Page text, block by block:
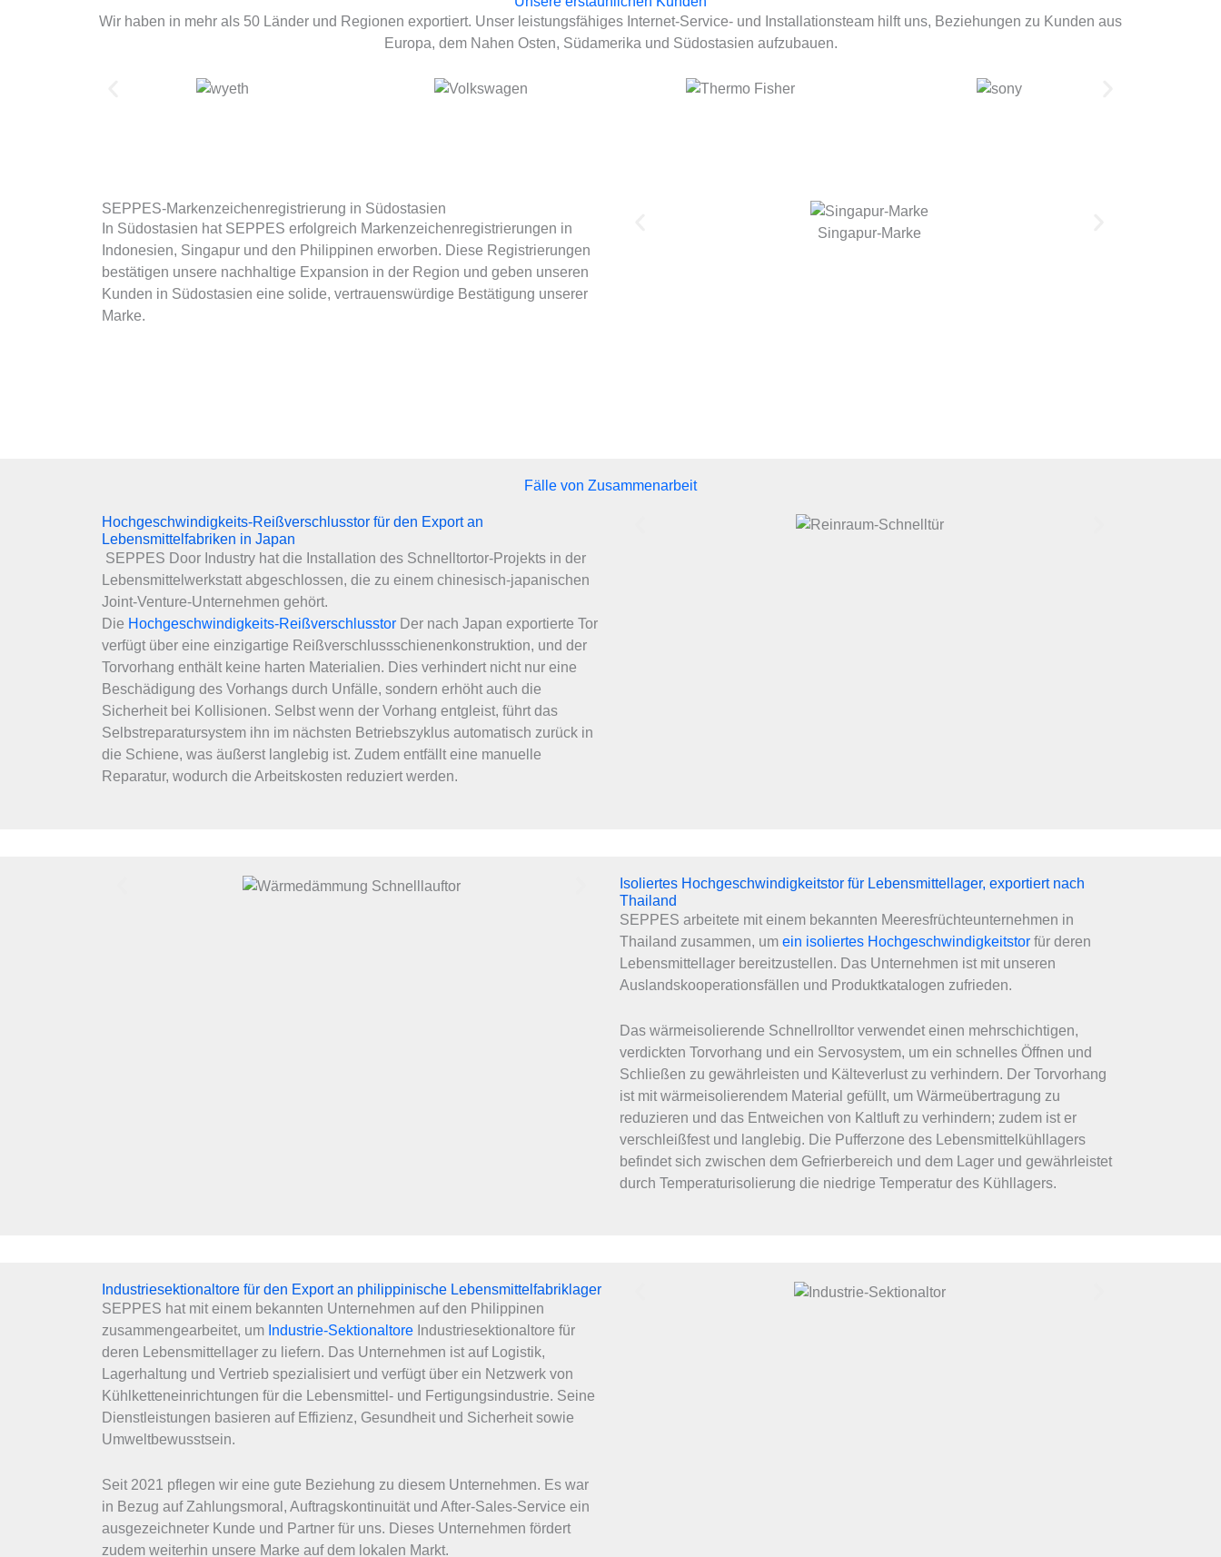
Wir haben in mehr als 50 Länder und Regionen exportiert. Unser leistungsfähiges Internet-Service- und Installationsteam hilft uns, Beziehungen zu Kunden aus
Europa, dem Nahen Osten, Südamerika und Südostasien aufzubauen.
SEPPES-Markenzeichenregistrierung in Südostasien
In Südostasien hat SEPPES erfolgreich Markenzeichenregistrierungen in
Indonesien, Singapur und den Philippinen erworben. Diese Registrierungen
bestätigen unsere nachhaltige Expansion in der Region und geben unseren
Kunden in Südostasien eine solide, vertrauenswürdige Bestätigung unserer
Marke.
Singapur-Marke
Fälle von Zusammenarbeit
Hochgeschwindigkeits-Reißverschlusstor für den Export an
Lebensmittelfabriken in Japan
SEPPES Door Industry hat die Installation des Schnelltortor-Projekts in der
Lebensmittelwerkstatt abgeschlossen, die zu einem chinesisch-japanischen
Joint-Venture-Unternehmen gehört.
Die Hochgeschwindigkeits-Reißverschlusstor Der nach Japan exportierte Tor
verfügt über eine einzigartige Reißverschlussschienenkonstruktion, und der
Torvorhang enthält keine harten Materialien. Dies verhindert nicht nur eine
Beschädigung des Vorhangs durch Unfälle, sondern erhöht auch die
Sicherheit bei Kollisionen. Selbst wenn der Vorhang entgleist, führt das
Selbstreparatursystem ihn im nächsten Betriebszyklus automatisch zurück in
die Schiene, was äußerst langlebig ist. Zudem entfällt eine manuelle
Reparatur, wodurch die Arbeitskosten reduziert werden.
Isoliertes Hochgeschwindigkeitstor für Lebensmittellager, exportiert nach
Thailand
SEPPES arbeitete mit einem bekannten Meeresfrüchteunternehmen in
Thailand zusammen, um ein isoliertes Hochgeschwindigkeitstor für deren
Lebensmittellager bereitzustellen. Das Unternehmen ist mit unseren
Auslandskooperationsfällen und Produktkatalogen zufrieden.
Das wärmeisolierende Schnellrolltor verwendet einen mehrschichtigen,
verdickten Torvorhang und ein Servosystem, um ein schnelles Öffnen und
Schließen zu gewährleisten und Kälteverlust zu verhindern. Der Torvorhang
ist mit wärmeisolierendem Material gefüllt, um Wärmeübertragung zu
reduzieren und das Entweichen von Kaltluft zu verhindern; zudem ist er
verschleißfest und langlebig. Die Pufferzone des Lebensmittelkühllagers
befindet sich zwischen dem Gefrierbereich und dem Lager und gewährleistet
durch Temperaturisolierung die niedrige Temperatur des Kühllagers.
Industriesektionaltore für den Export an philippinische Lebensmittelfabriklager
SEPPES hat mit einem bekannten Unternehmen auf den Philippinen
zusammengearbeitet, um Industrie-Sektionaltore Industriesektionaltore für
deren Lebensmittellager zu liefern. Das Unternehmen ist auf Logistik,
Lagerhaltung und Vertrieb spezialisiert und verfügt über ein Netzwerk von
Kühlketteneinrichtungen für die Lebensmittel- und Fertigungsindustrie. Seine
Dienstleistungen basieren auf Effizienz, Gesundheit und Sicherheit sowie
Umweltbewusstsein.
Seit 2021 pflegen wir eine gute Beziehung zu diesem Unternehmen. Es war
in Bezug auf Zahlungsmoral, Auftragskontinuität und After-Sales-Service ein
ausgezeichneter Kunde und Partner für uns. Dieses Unternehmen fördert
zudem weiterhin unsere Marke auf dem lokalen Markt.